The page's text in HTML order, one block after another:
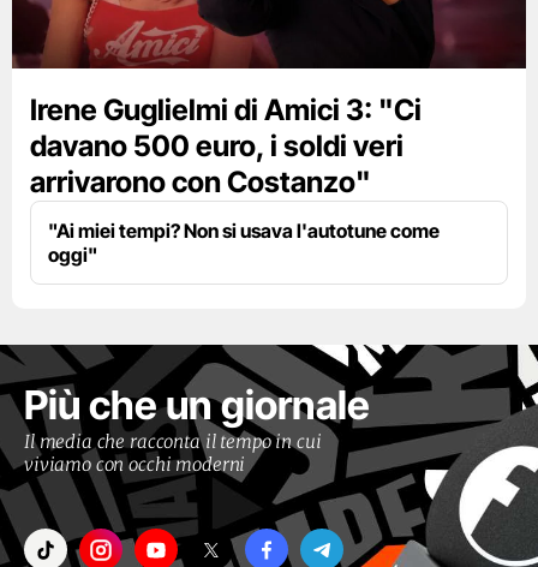
Irene Guglielmi di Amici 3: "Ci
davano 500 euro, i soldi veri
arrivarono con Costanzo"
"Ai miei tempi? Non si usava l'autotune come
oggi"
Più che un giornale
Il media che racconta il tempo in cui
viviamo con occhi moderni